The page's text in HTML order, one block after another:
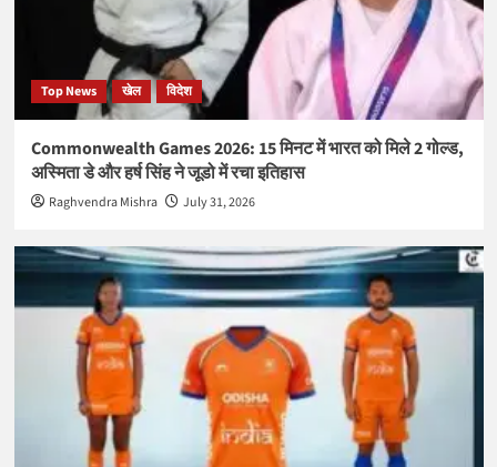
Top News खेल विदेश
Commonwealth Games 2026: 15 मिनट में भारत को मिले 2 गोल्ड,
अस्मिता डे और हर्ष सिंह ने जूडो में रचा इतिहास
Raghvendra Mishra July 31, 2026